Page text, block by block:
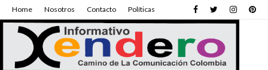
Home Nosotros Contacto Políticas